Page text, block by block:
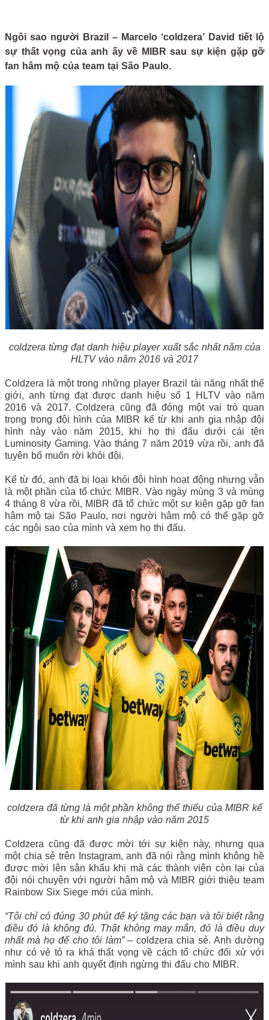
Ngôi sao người Brazil – Marcelo ‘coldzera’ David tiết lộ
sự thất vọng của anh ấy về MIBR sau sự kiện gặp gỡ
fan hâm mộ của team tại São Paulo.
coldzera từng đạt danh hiệu player xuất sắc nhất năm của
HLTV vào năm 2016 và 2017
Coldzera là một trong những player Brazil tài năng nhất thế
giới, anh từng đạt được danh hiệu số 1 HLTV vào năm
2016 và 2017. Coldzera cũng đã đóng một vai trò quan
trọng trong đội hình của MIBR kể từ khi anh gia nhập đội
hình này vào năm 2015, khi họ thi đấu dưới cái tên
Luminosity Gaming. Vào tháng 7 năm 2019 vừa rồi, anh đã
tuyên bố muốn rời khỏi đội.
Kể từ đó, anh đã bị loại khỏi đội hình hoạt động nhưng vẫn
là một phần của tổ chức MIBR. Vào ngày mùng 3 và mùng
4 tháng 8 vừa rồi, MIBR đã tổ chức một sự kiện gặp gỡ fan
hâm mộ tại São Paulo, nơi người hâm mộ có thể gặp gỡ
các ngôi sao của mình và xem họ thi đấu.
coldzera đã từng là một phần không thể thiếu của MIBR kể
từ khi anh gia nhập vào năm 2015
Coldzera cũng đã được mời tới sự kiện này, nhưng qua
một chia sẻ trên Instagram, anh đã nói rằng mình không hề
được mời lên sân khấu khi mà các thành viên còn lại của
đội nói chuyện với người hâm mộ và MIBR giới thiệu team
Rainbow Six Siege mới của mình.
“Tôi chỉ có đúng 30 phút để ký tặng các bạn và tôi biết rằng
điều đó là không đủ. Thật không may mắn, đó là điều duy
nhất mà họ để cho tôi làm”– coldzera chia sẻ. Anh dường
như có vẻ tỏ ra khá thất vọng về cách tổ chức đối xử với
mình sau khi anh quyết định ngừng thi đấu cho MIBR.